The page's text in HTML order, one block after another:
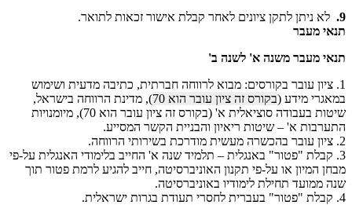
9.
לא ניתן לתקן ציונים לאחר קבלת אישור זכאות לתואר.
תנאי מעבר
תנאי מעבר משנה א' לשנה ב'
1. ציון עובר בקורסים: מבוא לרווחה חברתית, כתיבה מדעית ושימוש
במאגרי מידע (בקורס זה ציון עובר הוא 70
), מדינת הרווחה בישראל,
שיטות בעבודה סוציאלית א' (בקורס זה ציון עובר הוא 70), מיומנויות
התערבות א' – שיטות ריאיון והבניית הקשר המסייע.
2. ציון עובר בהכשרה מעשית מודרכת בשירותי הרווחה.
3. קבלת "פטור" באנגלית – תלמיד שנה א' החייב בלימודי האנגלית על-פי
מבחן המיון או על-פי תקנון האוניברסיטה, חייב להגיע לרמת פטור תוך
שנה ממועד תחילת לימודיו באוניברסיטה.
4. קבלת "פטור" בעברית לחסרי תעודת בגרות ישראלית.